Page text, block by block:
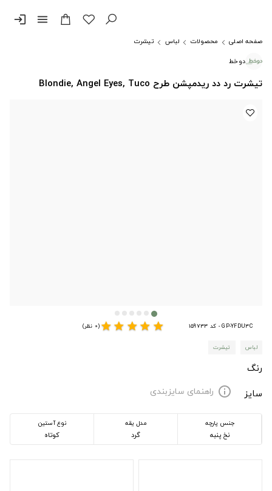
menu
login
صفحه اصلی محصولات لباس
تیشرت
دوخط
تیشرت رد دد ریدمپشن طرح Blondie, Angel Eyes, Tuco
GP-YFDU3C - کد 159733 star
star
star
star
star(0 نظر)
لباس تیشرت
رنگ
سایز
info راهنمای سایزبندی
جنس پارچه
نخ پنبه
مدل یقه
گرد
نوع آستین
کوتاه